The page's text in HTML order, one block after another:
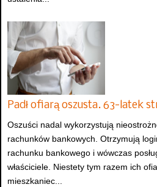
Padł ofiarą oszusta. 63-latek
Oszuści nadal wykorzystują
rachunków bankowych. Otrzymują
rachunku bankowego i wówczas
właściciele. Niestety tym razem ich
mieszkaniec...